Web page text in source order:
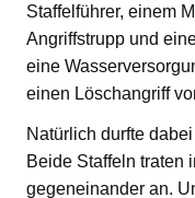
Staffelführer, einem
Angriffstrupp und
eine
einen Löschangriff
Natürlich durfte
Beide Staffeln traten
gegeneinander an.